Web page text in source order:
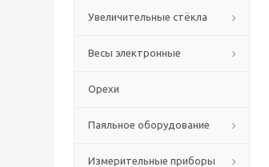
Увеличительные стёкла
Весы электронные
Орехи
Паяльное оборудование
Измерительные приборы